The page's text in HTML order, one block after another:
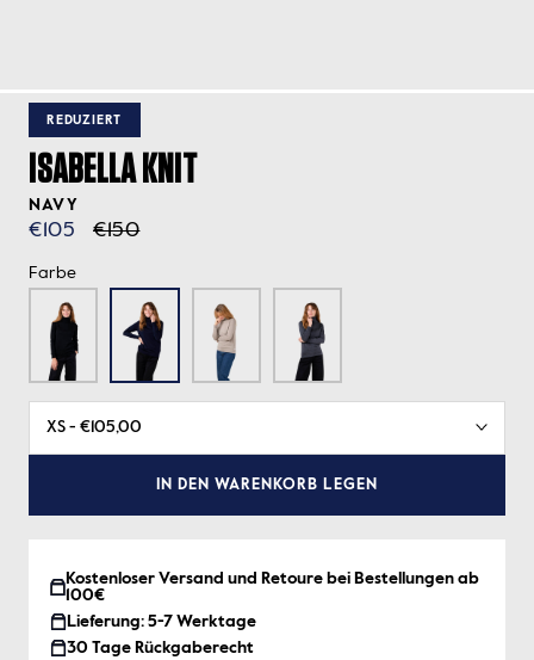
REDUZIERT
ISABELLA KNIT
NAVY
€105 €150
Farbe
IN DEN WARENKORB LEGEN
Kostenloser Versand und Retoure bei Bestellungen ab
100€
Lieferung: 5-7 Werktage
30 Tage Rückgaberecht